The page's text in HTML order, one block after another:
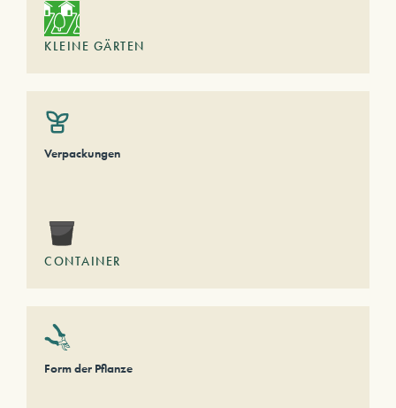
KLEINE GÄRTEN
Verpackungen
CONTAINER
Form der Pflanze